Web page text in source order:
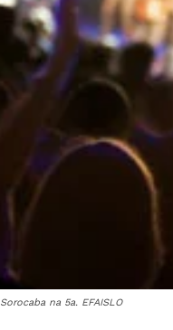
na 5a. EFAISLO